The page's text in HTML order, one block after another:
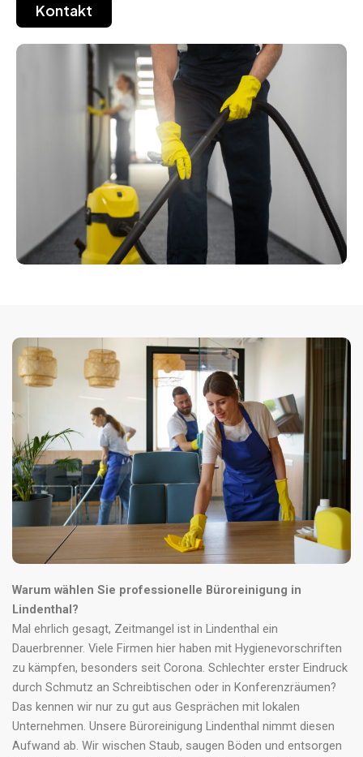
Kontakt
Warum wählen Sie professionelle Büroreinigung in
Lindenthal?
Mal ehrlich gesagt, Zeitmangel ist in Lindenthal ein
Dauerbrenner. Viele Firmen hier haben mit Hygienevorschriften
zu kämpfen, besonders seit Corona. Schlechter erster Eindruck
durch Schmutz an Schreibtischen oder in Konferenzräumen?
Das kennen wir nur zu gut aus Gesprächen mit lokalen
Unternehmen. Unsere Büroreinigung Lindenthal nimmt diesen
Aufwand ab. Wir wischen Staub, saugen Böden und entsorgen